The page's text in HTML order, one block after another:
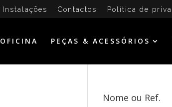
Instalações Contactos Política de
OFICINA PEÇAS & ACESSÓRIOS
Nome ou Ref.